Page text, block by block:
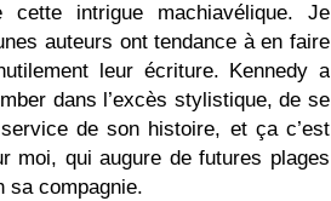
cette intrigue machiavélique. Je
auteurs ont tendance à en faire
leur écriture. Kennedy a
dans l’excès stylistique, de se
de son histoire, et ça c’est
moi, qui augure de futures plages
sa compagnie.